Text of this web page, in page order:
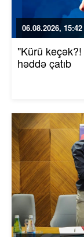
06.08.2026, 15:42
"Kürü keçək?!
həddə çatıb